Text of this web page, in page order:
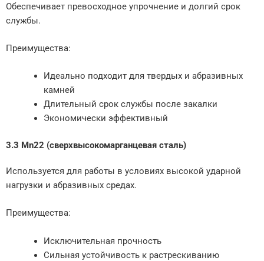
Обеспечивает превосходное упрочнение и долгий срок
службы.
Преимущества:
Идеально подходит для твердых и абразивных
камней
Длительный срок службы после закалки
Экономически эффективный
3.3 Mn22 (сверхвысокомарганцевая сталь)
Используется для работы в условиях высокой ударной
нагрузки и абразивных средах.
Преимущества:
Исключительная прочность
Сильная устойчивость к растрескиванию